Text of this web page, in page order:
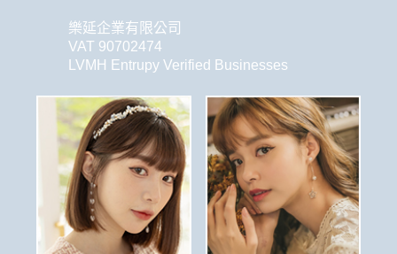
樂延企業有限公司
VAT 90702474
LVMH Entrupy Verified Businesses